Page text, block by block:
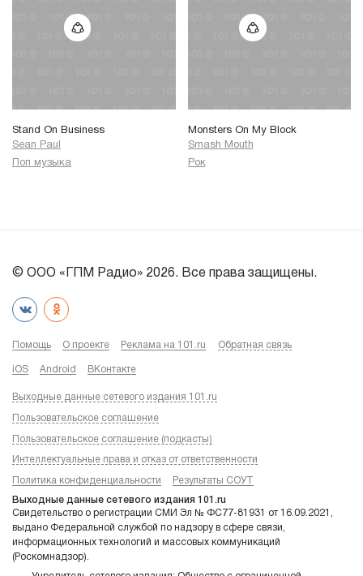
Stand On Business
Sean Paul
Поп музыка
Monsters On My Block
Smash Mouth
Рок
© ООО «ГПМ Радио» 2026. Все права защищены.
Помощь О проекте Реклама на 101.ru Обратная связь
iOS Android ВКонтакте
Выходные данные сетевого издания 101.ru
Пользовательское соглашение
Пользовательское соглашение (подкасты)
Интеллектуальные права и отказ от ответственности
Политика конфиденциальности Результаты СОУТ
Выходные данные сетевого издания 101.ru
Свидетельство о регистрации СМИ Эл № ФС77-81931 от 16.09.2021,
выдано Федеральной службой по надзору в сфере связи,
информационных технологий и массовых коммуникаций
(Роскомнадзор).